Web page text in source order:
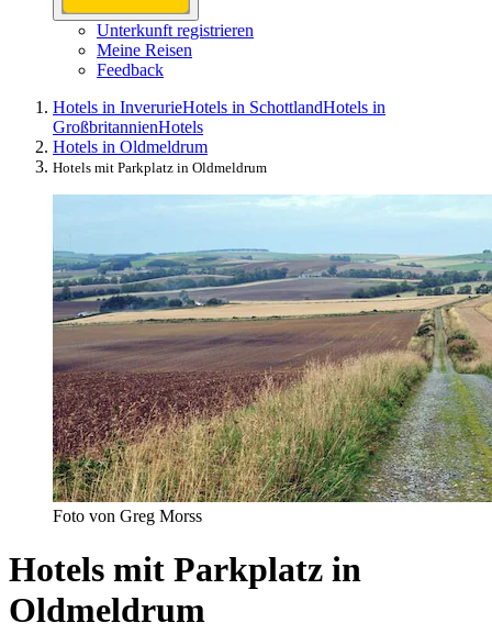
Unterkunft registrieren
Meine Reisen
Feedback
Hotels in InverurieHotels in SchottlandHotels in
GroßbritannienHotels
Hotels in Oldmeldrum
Hotels mit Parkplatz in Oldmeldrum
Foto von Greg Morss
Hotels mit Parkplatz in
Oldmeldrum